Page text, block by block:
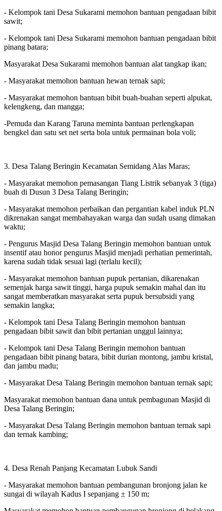
- Kelompok tani Desa Sukarami memohon bantuan pengadaan bibit
sawit;
- Kelompok tani Desa Sukarami memohon bantuan pengadaan bibit
pinang batara;
Masyarakat Desa Sukarami memohon bantuan alat tangkap ikan;
- Masyarakat memohon bantuan hewan ternak sapi;
- Masyarakat memohon bantuan bibit buah-buahan seperti alpukat,
kelengkeng, dan mangga;
-Pemuda dan Karang Taruna meminta bantuan perlengkapan
bengkel dan satu set net serta bola untuk permainan bola voli;
3. Desa Talang Beringin Kecamatan Semidang Alas Maras;
- Masyarakat memohon pemasangan Tiang Listrik sebanyak 3 (tiga)
buah di Dusun 3 Desa Talang Beringin;
- Masyarakat memohon perbaikan dan pergantian kabel induk PLN
dikrenakan sangat membahayakan warga dan sudah usang dimakan
waktu;
- Pengurus Masjid Desa Talang Beringin memohon bantuan untuk
insentif atau honor pengurus Masjid menjadi perhatian pemerintah,
karena sudah tidak sesuai lagi (terlalu kecil);
- Masyarakat memohon bantuan pupuk pertanian, dikarenakan
semenjak harga sawit tinggi, harga pupuk semakin mahal dan itu
sangat memberatkan masyarakat serta pupuk bersubsidi yang
semakin langka;
- Kelompok tani Desa Talang Beringin memohon bantuan
pengadaan bibit sawit dan bibit pertanian unggul lainnya;
- Kelompok tani Desa Talang Beringin memohon bantuan
pengadaan bibit pinang batara, bibit durian montong, jambu kristal,
dan jambu madu;
- Masyarakat Desa Talang Beringin memohon bantuan ternak sapi;
Masyarakat memohon bantuan dana untuk pembagunan Masjid di
Desa Talang Beringin;
- Masyarakat Desa Talang Beringin memohon bantuan ternak sapi
dan ternak kambing;
4. Desa Renah Panjang Kecamatan Lubuk Sandi
- Masyarakat memohon bantuan pembangunan bronjong jalan ke
sungai di wilayah Kadus I sepanjang ± 150 m;